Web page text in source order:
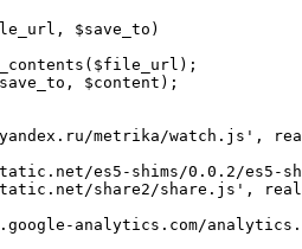
$save_to)
$content);
metrika/
es5-shims/0.0.2/
share2/share.js',
analytics.com/